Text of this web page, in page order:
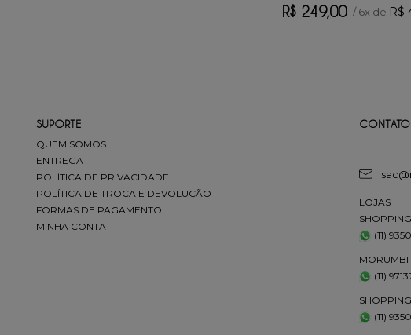
R$ 249,00 /6x de R$
SUPORTE
QUEM SOMOS
ENTREGA
POLÍTICA DE PRIVACIDADE
POLÍTICA DE TROCA E DEVOLUÇÃO
FORMAS DE PAGAMENTO
MINHA CONTA
CONTATO
LOJAS
(11)
MORUMBI
(11)
(11)